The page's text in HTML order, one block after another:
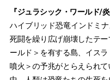
『ジュラシック・ワールド/
ハイブリッド恐竜インドミ
死闘を繰り広げ崩壊したテ
ールド＞を有する島、イス
噴火＞の予兆がとらえられ